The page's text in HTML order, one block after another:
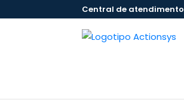
para
Central de atendimento